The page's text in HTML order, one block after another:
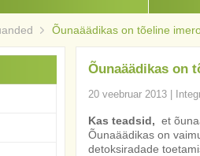
Õunaäädikas on tõeline
Õunaäädikas on
20 veebruar 2013
Kas teadsid, et
Õunaäädikas on
detoksiradade